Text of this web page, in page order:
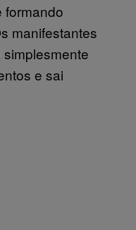
formando
manifestantes
e sai